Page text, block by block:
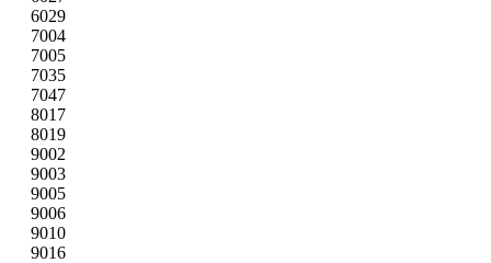
6029
7004
7005
7035
7047
8017
8019
9002
9003
9005
9006
9010
9016